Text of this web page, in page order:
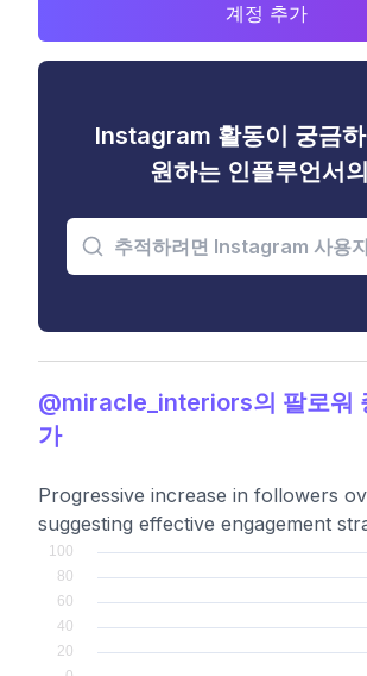
계정 추가
Instagram 활동이 궁금
원하는 인플루언서
@miracle_interiors의 팔로워
가
Progressive increase in followers
suggesting effective engagement